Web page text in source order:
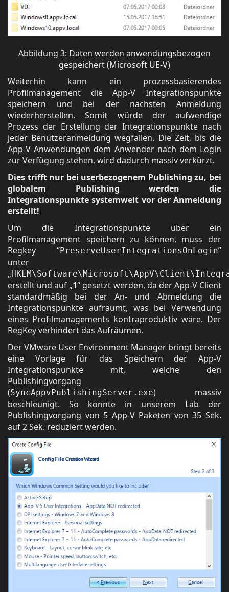
Abbildung 3: Daten werden anwendungsbezogen
gespeichert (Microsoft UE-V)
Weiterhin kann ein prozessbasierendes
Profilmanagement die App-V Integrationspunkte
speichern und bei der nächsten Anmeldung
wiederherstellen. Somit würde der aufwendige
Prozess der Erstellung der Integrationspunkte nach
jeder Benutzeranmeldung wegfallen. Die Zeit, bis die
App-V Anwendungen dem Anwender nach dem Login
zur Verfügung stehen, wird dadurch massiv verkürzt.
Dies trifft nur bei userbezogenem Publishing zu, bei
globalem Publishing werden die
Integrationspunkte systemweit vor der Anmeldung
erstellt!
Um die Integrationspunkte über ein
Profilmanagement speichern zu können, muss der
Regkey “PreserveUserIntegrationsOnLogin”
unter
„
erstellt und auf „1“ gesetzt werden, da der App-V Client
standardmäßig bei der An- und Abmeldung die
Integrationspunkte aufräumt, was bei Verwendung
eines Profilmanagements kontraproduktiv wäre. Der
RegKey verhindert das Aufräumen.
Der VMware User Environment Manager bringt bereits
eine Vorlage für das Speichern der App-V
Integrationspunkte mit, welche den
Publishingvorgang
(SyncAppvPublishingServer.exe) massiv
beschleunigt. So konnte in unserem Lab der
Publishingvorgang von 5 App-V Paketen von 35 Sek.
auf 2 Sek. reduziert werden.